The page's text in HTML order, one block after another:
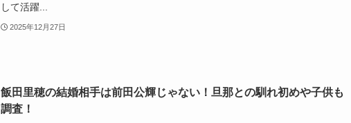
して活躍...
2025年12月27日
飯田里穂の結婚相手は前田公輝じゃない！旦那との馴れ初めや子供も
調査！